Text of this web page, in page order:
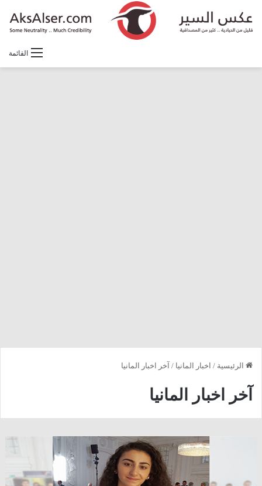
القائمة
الرئيسية / اخبار المانيا / آخر اخبار المانيا
آخر اخبار المانيا
ترغب